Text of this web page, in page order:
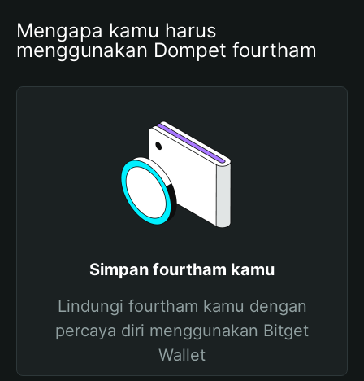
Mengapa kamu harus
menggunakan Dompet fourtham
Simpan fourtham kamu
Lindungi fourtham kamu dengan
percaya diri menggunakan Bitget
Wallet